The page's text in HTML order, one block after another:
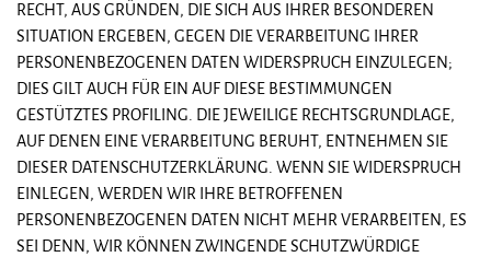
RECHT, AUS GRÜNDEN, DIE SICH AUS IHRER BESONDEREN
SITUATION ERGEBEN, GEGEN DIE VERARBEITUNG IHRER
PERSONENBEZOGENEN DATEN WIDERSPRUCH EINZULEGEN;
DIES GILT AUCH FÜR EIN AUF DIESE BESTIMMUNGEN
GESTÜTZTES PROFILING. DIE JEWEILIGE RECHTSGRUNDLAGE,
AUF DENEN EINE VERARBEITUNG BERUHT, ENTNEHMEN SIE
DIESER DATENSCHUTZERKLÄRUNG. WENN SIE WIDERSPRUCH
EINLEGEN, WERDEN WIR IHRE BETROFFENEN
PERSONENBEZOGENEN DATEN NICHT MEHR VERARBEITEN, ES
SEI DENN, WIR KÖNNEN ZWINGENDE SCHUTZWÜRDIGE